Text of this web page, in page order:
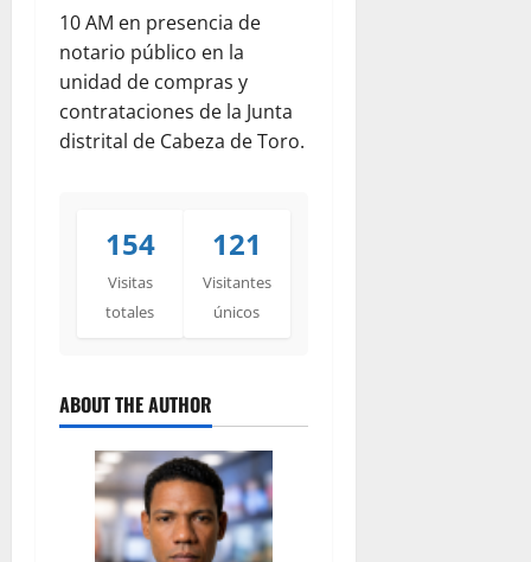
10 AM en presencia de
notario público en la
unidad de compras y
contrataciones de la Junta
distrital de Cabeza de Toro.
154
Visitas
totales
121
Visitantes
únicos
ABOUT THE AUTHOR